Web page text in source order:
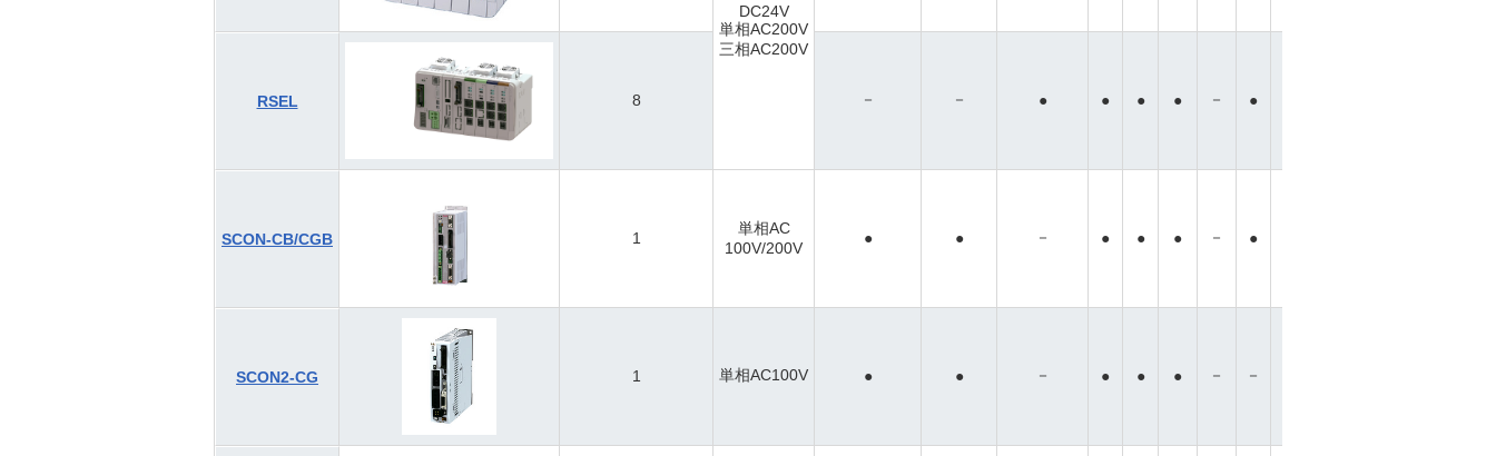
DC24V
単相AC200V
三相AC200V
RSEL 8 － － ● ● ● ● － ●
SCON-CB/CGB 1
単相AC
100V/200V
● ● － ● ● ● － ●
SCON2-CG 1 単相AC100V ● ● － ● ● ● － －